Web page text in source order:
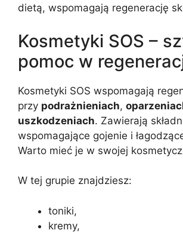
dietą, wspomagają regenerację
Kosmetyki SOS –
pomoc w
Kosmetyki SOS wspomagają
przy podrażnieniach,
uszkodzeniach. Zawierają
wspomagające gojenie i
Warto mieć je w swojej
W tej grupie znajdziesz:
toniki,
kremy,